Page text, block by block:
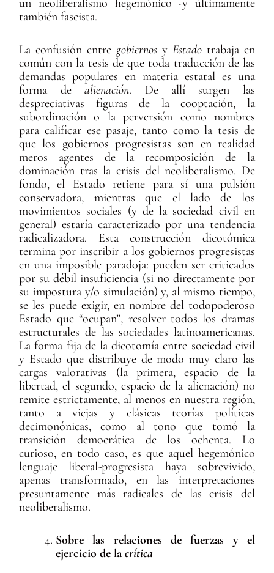
un neoliberalismo hegemónico -y últimamente
también fascista.
La confusión entre gobiernos y Estado trabaja en
común con la tesis de que toda traducción de las
demandas populares en materia estatal es una
forma dealienación. De allí surgen las
despreciativas figuras de la cooptación, la
subordinación o la perversión como nombres
para calificar ese pasaje, tanto como la tesis de
que los gobiernos progresistas son en realidad
meros agentes de la recomposición de la
dominación tras la crisis del neoliberalismo. De
fondo, el Estado retiene para sí una pulsión
conservadora, mientras que el lado de los
movimientos sociales (y de la sociedad civil en
general) estaría caracterizado por una tendencia
radicalizadora. Esta construcción dicotómica
termina por inscribir a los gobiernos progresistas
en una imposible paradoja: pueden ser criticados
por su débil insuficiencia (si no directamente por
su impostura y/o simulación) y, al mismo tiempo,
se les puede exigir, en nombre del todopoderoso
Estado que “ocupan”, resolver todos los dramas
estructurales de las sociedades latinoamericanas.
La forma fija de la dicotomía entre sociedad civil
y Estado que distribuye de modo muy claro las
cargas valorativas (la primera, espacio de la
libertad, el segundo, espacio de la alienación) no
remite estrictamente, al menos en nuestra región,
tanto a viejas y clásicas teorías políticas
decimonónicas, como al tono que tomó la
transición democrática de los ochenta. Lo
curioso, en todo caso, es que aquel hegemónico
lenguaje liberal-progresista haya sobrevivido,
apenas transformado, en las interpretaciones
presuntamente más radicales de las crisis del
neoliberalismo.
Sobre las relaciones de fuerzas y el
ejercicio de lacrítica